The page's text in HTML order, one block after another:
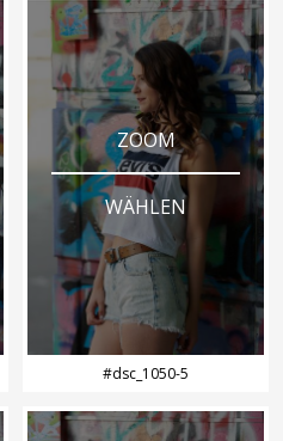
ZOOM
WÄHLEN
#dsc_1050-5